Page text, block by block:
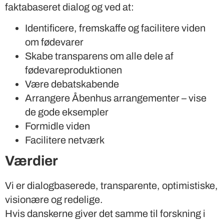
faktabaseret dialog og ved at:
Identificere, fremskaffe og facilitere viden
om fødevarer
Skabe transparens om alle dele af
fødevareproduktionen
Være debatskabende
Arrangere Åbenhus arrangementer – vise
de gode eksempler
Formidle viden
Facilitere netværk
Værdier
Vi er dialogbaserede, transparente, optimistiske,
visionære og redelige.
Hvis danskerne giver det samme til forskning i